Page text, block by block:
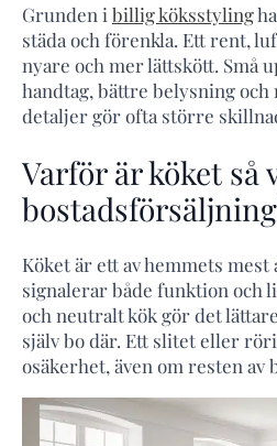
Grunden i billig köksstyling
städa och förenkla. Ett rent,
nyare och mer lättskött. Små
handtag, bättre belysning och
detaljer gör ofta större
Varför är köket så
Köket är ett av hemmets mest
signalerar både funktion och
och neutralt kök gör det
själv bo där. Ett slitet eller
osäkerhet, även om resten av